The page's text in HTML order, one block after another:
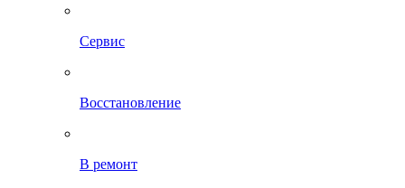
Сервис
Восстановление
В ремонт